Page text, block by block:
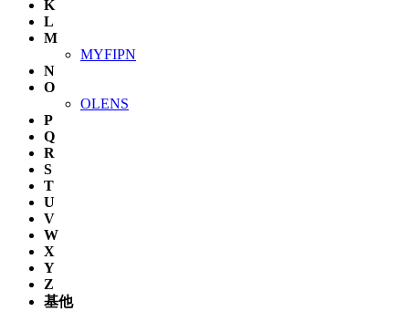
K
L
M
MYFIPN
N
O
OLENS
P
Q
R
S
T
U
V
W
X
Y
Z
基他